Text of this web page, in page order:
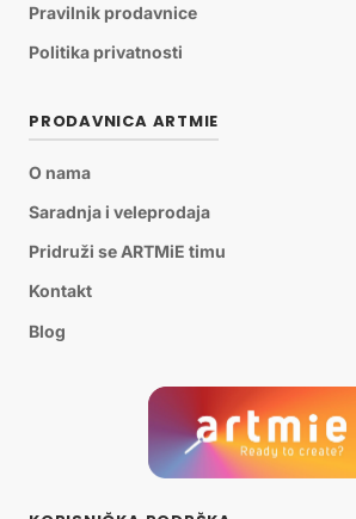
Pravilnik prodavnice
Politika privatnosti
PRODAVNICA ARTMIE
O nama
Saradnja i veleprodaja
Pridruži se ARTMiE timu
Kontakt
Blog